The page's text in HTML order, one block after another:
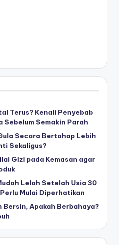
Terus? Kenali Penyebab
Semakin Parah
Secara Bertahap Lebih
Sekaligus?
Gizi pada Kemasan agar
Lelah Setelah Usia 30
Mulai Diperhatikan
Bersin, Apakah Berbahaya?